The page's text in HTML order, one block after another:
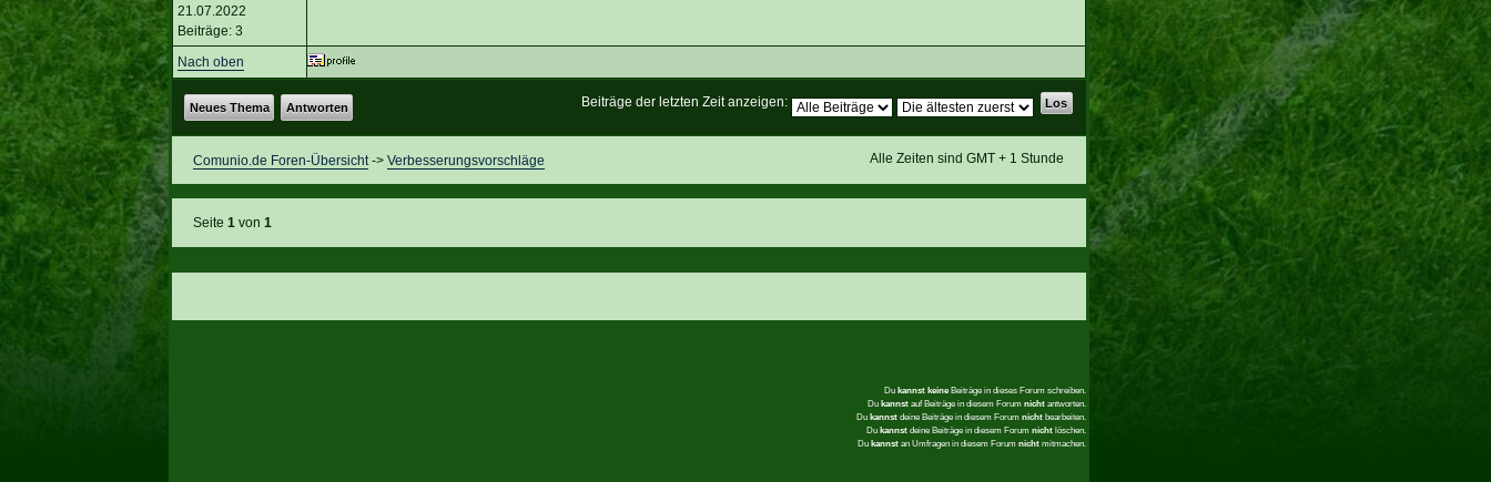
21.07.2022
Beiträge: 3
Nach oben
Beiträge der letzten Zeit anzeigen:
Neues Thema Antworten
Alle Zeiten sind GMT + 1 Stunde
Comunio.de Foren-Übersicht-> Verbesserungsvorschläge
Seite 1von 1
Du kannst keineBeiträge in dieses Forum schreiben.
Du kannstauf Beiträge in diesem Forum nichtantworten.
Du kannstdeine Beiträge in diesem Forum nichtbearbeiten.
Du kannstdeine Beiträge in diesem Forum nichtlöschen.
Du kannstan Umfragen in diesem Forum nichtmitmachen.